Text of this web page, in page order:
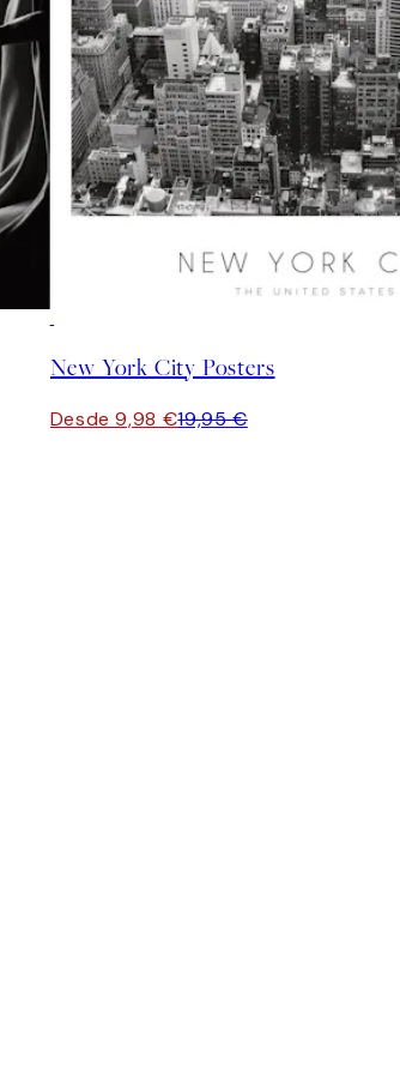
New York City Posters
Desde 9,98 €19,95 €